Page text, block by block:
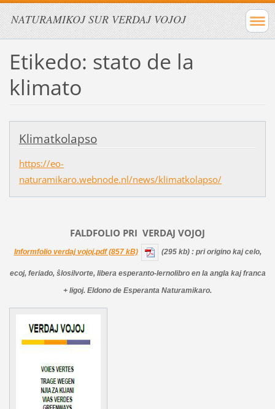
NATURAMIKOJ SUR VERDAJ VOJOJ
Etikedo: stato de la
klimato
Klimatkolapso
https://eo-
naturamikaro.webnode.nl/news/klimatkolapso/
FALDFOLIO PRI VERDAJ VOJOJ
Informfolio verdaj vojoj.pdf (857 kB) (295 kb) : pri origino kaj celo,
ecoj, feriado, ŝlosilvorte, libera esperanto-lernolibro en la angla kaj franca
+ ligoj. Eldono de Esperanta Naturamikaro.